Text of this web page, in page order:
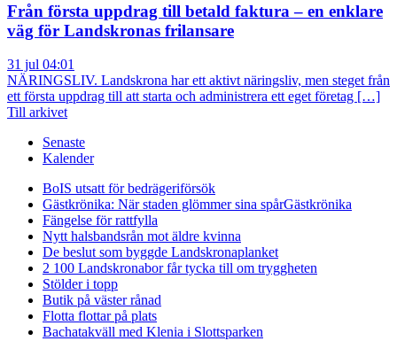
Från första uppdrag till betald faktura – en enklare
väg för Landskronas frilansare
31 jul 04:01
NÄRINGSLIV. Landskrona har ett aktivt näringsliv, men steget från
ett första uppdrag till att starta och administrera ett eget företag […]
Till arkivet
Senaste
Kalender
BoIS utsatt för bedrägeriförsök
Gästkrönika: När staden glömmer sina spårGästkrönika
Fängelse för rattfylla
Nytt halsbandsrån mot äldre kvinna
De beslut som byggde Landskronaplanket
2 100 Landskronabor får tycka till om tryggheten
Stölder i topp
Butik på väster rånad
Flotta flottar på plats
Bachatakväll med Klenia i Slottsparken